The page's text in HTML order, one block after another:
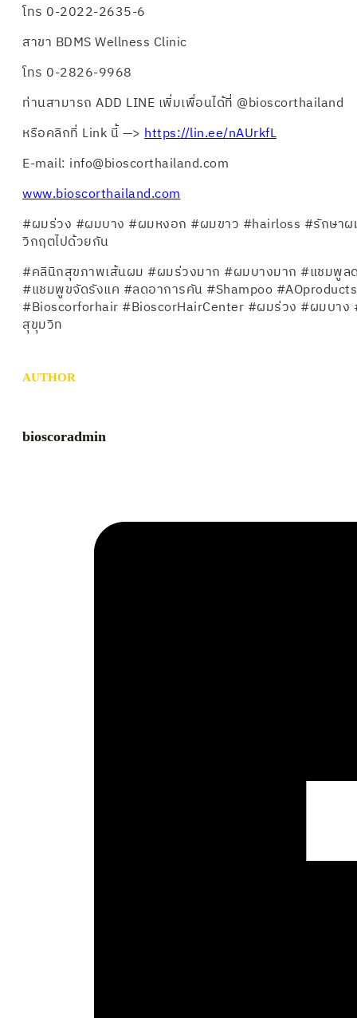
โทร 0-2022-2635-6
สาขา BDMS Wellness Clinic
โทร 0-2826-9968​
ท่านสามารถ ADD LINE เพิ่มเพื่อนได้ที่ @bioscorthailand
หรือคลิกที่ Link นี้ —> https://lin.ee/nAUrkfL
E-mail: info@bioscorthailand.com
www.bioscorthailand.com
#ผมร่วง #ผมบาง #ผมหงอก #ผมขาว #hairloss #รักษา
วิกฤตไปด้วยกัน
#คลินิกสุขภาพเส้นผม #ผมร่วงมาก #ผมบางมาก #แชมพู
#แชมพูขจัดรังแค #ลดอาการคัน #Shampoo
#Bioscorforhair #BioscorHairCenter #ผมร่วง #ผมบา
สุขุมวิท
AUTHOR
bioscoradmin